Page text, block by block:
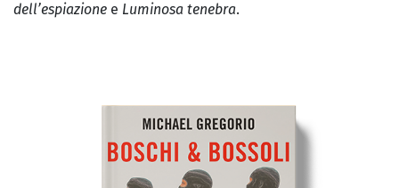
dell’espiazione e Luminosa tenebra.